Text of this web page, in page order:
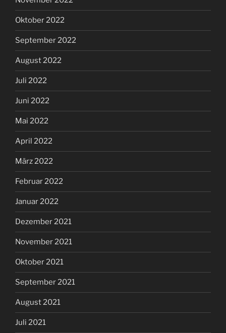
Oktober 2022
September 2022
August 2022
Juli 2022
Juni 2022
Mai 2022
April 2022
März 2022
Februar 2022
Januar 2022
Dezember 2021
November 2021
Oktober 2021
September 2021
August 2021
Juli 2021